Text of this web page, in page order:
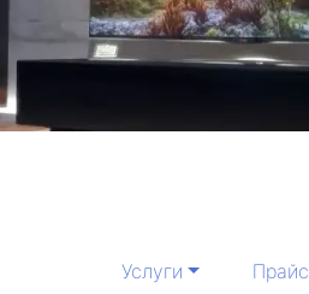
Услуги Прайс